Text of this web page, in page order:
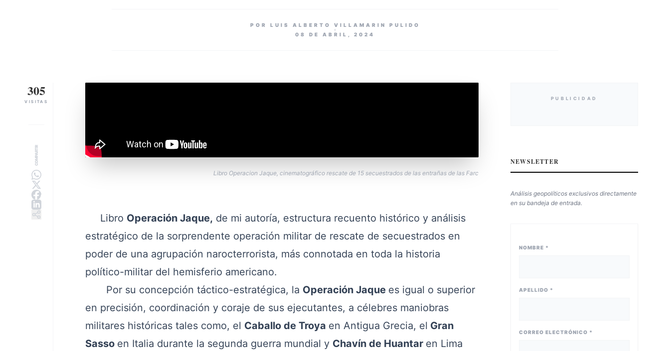
POR LUIS ALBERTO VILLAMARIN PULIDO
08 DE ABRIL, 2024
305
VISITAS
COMPARTIR
Libro Operacion Jaque, cinematográfico rescate de 15 secuestrados de las entrañas de las Farc
Libro Operación Jaque, de mi autoría, estructura recuento histórico y análisis
estratégico de la sorprendente operación militar de rescate de secuestrados en
poder de una agrupación narocterrorista, más connotada en toda la historia
político-militar del hemisferio americano.
Por su concepción táctico-estratégica, la Operación Jaque es igual o superior
en precisión, coordinación y coraje de sus ejecutantes, a célebres maniobras
militares históricas tales como, el Caballo de Troya en Antigua Grecia, el Gran
Sasso en Italia durante la segunda guerra mundial y Chavín de Huantar en Lima
PUBLICIDAD
NEWSLETTER
Análisis geopolíticos exclusivos directamente
en su bandeja de entrada.
NOMBRE *
APELLIDO *
CORREO ELECTRÓNICO *